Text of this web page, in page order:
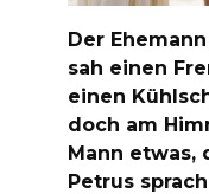
Der
sah einen
einen
doch am
Mann etwas,
Petrus